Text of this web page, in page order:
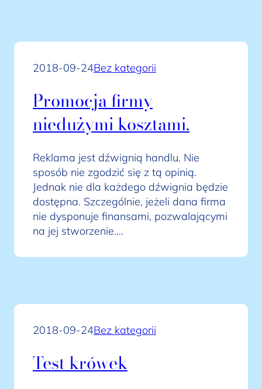
2018-09-24Bez kategorii
Promocja firmy
niedużymi kosztami.
Reklama jest dźwignią handlu. Nie
sposób nie zgodzić się z tą opinią.
Jednak nie dla każdego dźwignia będzie
dostępna. Szczególnie, jeżeli dana firma
nie dysponuje finansami, pozwalającymi
na jej stworzenie.…
2018-09-24Bez kategorii
Test krówek